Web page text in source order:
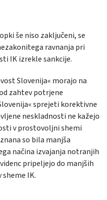
še niso zaključeni, se
ravnanja pri
IK izrekle sankcije.
Slovenija« morajo na
zahtev potrjene
sprejeti korektivne
neskladnosti ne kažejo
v prostovoljni shemi
so bila manjša
načina izvajanja notranjih
pripeljejo do manjših
IK.